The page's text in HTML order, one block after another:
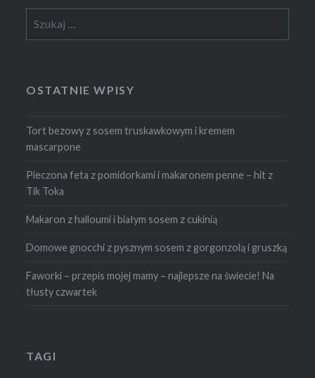
OSTATNIE WPISY
Tort bezowy z sosem truskawkowym i kremem
mascarpone
Pieczona feta z pomidorkami i makaronem penne – hit z
Tik Toka
Makaron z halloumi i białym sosem z cukinią
Domowe gnocchi z pysznym sosem z gorgonzolą i gruszką
Faworki – przepis mojej mamy – najlepsze na świecie! Na
tłusty czwartek
TAGI